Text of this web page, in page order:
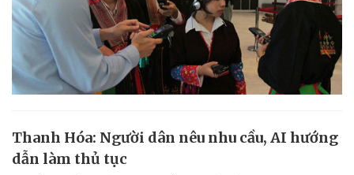
Thanh Hóa: Người dân nêu nhu cầu, AI hướng
dẫn làm thủ tục